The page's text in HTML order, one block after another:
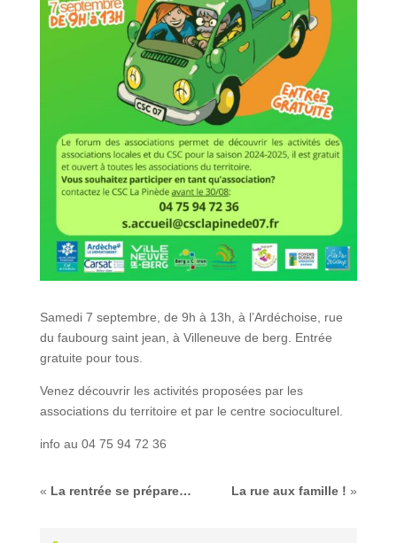
Samedi 7 septembre, de 9h à 13h, à l’Ardéchoise, rue
du faubourg saint jean, à Villeneuve de berg. Entrée
gratuite pour tous.
Venez découvrir les activités proposées par les
associations du territoire et par le centre socioculturel.
info au 04 75 94 72 36
« La rentrée se prépare… La rue aux famille ! »